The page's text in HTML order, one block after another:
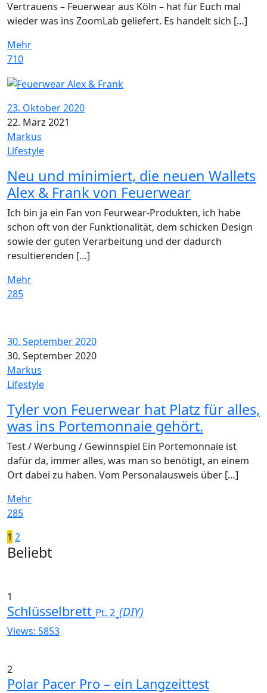
Vertrauens – Feuerwear aus Köln – hat für Euch mal
wieder was ins ZoomLab geliefert. Es handelt sich […]
Mehr
710
23. Oktober 2020
22. März 2021
Markus
Lifestyle
Neu und minimiert, die neuen Wallets
Alex & Frank von Feuerwear
Ich bin ja ein Fan von Feurwear-Produkten, ich habe
schon oft von der Funktionalität, dem schicken Design
sowie der guten Verarbeitung und der dadurch
resultierenden […]
Mehr
285
30. September 2020
30. September 2020
Markus
Lifestyle
Tyler von Feuerwear hat Platz für alles,
was ins Portemonnaie gehört.
Test / Werbung / Gewinnspiel Ein Portemonnaie ist
dafür da, immer alles, was man so benötigt, an einem
Ort dabei zu haben. Vom Personalausweis über […]
Mehr
285
Seitennummerierung
der
1 2
Posts
Widgets
Beliebt
1
Schlüsselbrett Pt. 2 (DIY)
Views: 5853
2
Polar Pacer Pro – ein Langzeittest